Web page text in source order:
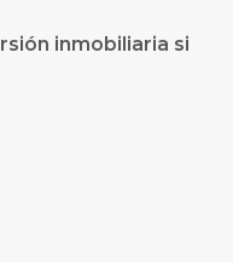
inmobiliaria si